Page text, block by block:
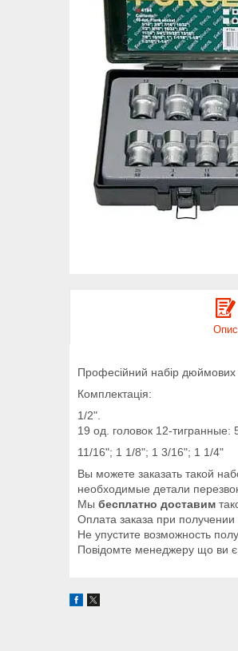
Опис
Професійний набір дюймових
Комплектація:
1/2".
19 од. головок 12-
11/16"; 1 1/8"; 1 3/16"; 1 1/4"
Вы можете заказать такой
необходимые детали
Мы бесплатно доставим
Оплата заказа при
Не упустите возможность
Повідомте менеджеру що ви є